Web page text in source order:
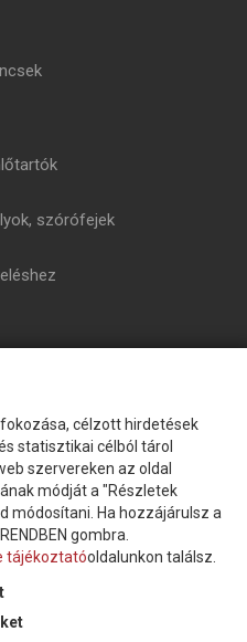
szórófejek
hogy azadatkezelési
és elfogadom.
célzott hirdetések
statisztikai célból tárol
szervereken az oldal
módját a "Részletek
módosítani. Ha hozzájárulsz a
gombra.
tájékoztatóoldalunkon találsz.